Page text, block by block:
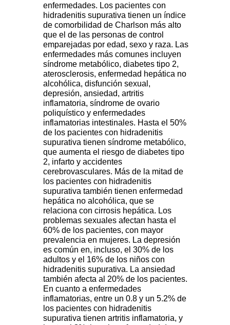
enfermedades. Los pacientes con
hidradenitis supurativa tienen un índice
de comorbilidad de Charlson más alto
que el de las personas de control
emparejadas por edad, sexo y raza. Las
enfermedades más comunes incluyen
síndrome metabólico, diabetes tipo 2,
aterosclerosis, enfermedad hepática no
alcohólica, disfunción sexual,
depresión, ansiedad, artritis
inflamatoria, síndrome de ovario
poliquístico y enfermedades
inflamatorias intestinales. Hasta el 50%
de los pacientes con hidradenitis
supurativa tienen síndrome metabólico,
que aumenta el riesgo de diabetes tipo
2, infarto y accidentes
cerebrovasculares. Más de la mitad de
los pacientes con hidradenitis
supurativa también tienen enfermedad
hepática no alcohólica, que se
relaciona con cirrosis hepática. Los
problemas sexuales afectan hasta el
60% de los pacientes, con mayor
prevalencia en mujeres. La depresión
es común en, incluso, el 30% de los
adultos y el 16% de los niños con
hidradenitis supurativa. La ansiedad
también afecta al 20% de los pacientes.
En cuanto a enfermedades
inflamatorias, entre un 0.8 y un 5.2% de
los pacientes con hidradenitis
supurativa tienen artritis inflamatoria, y